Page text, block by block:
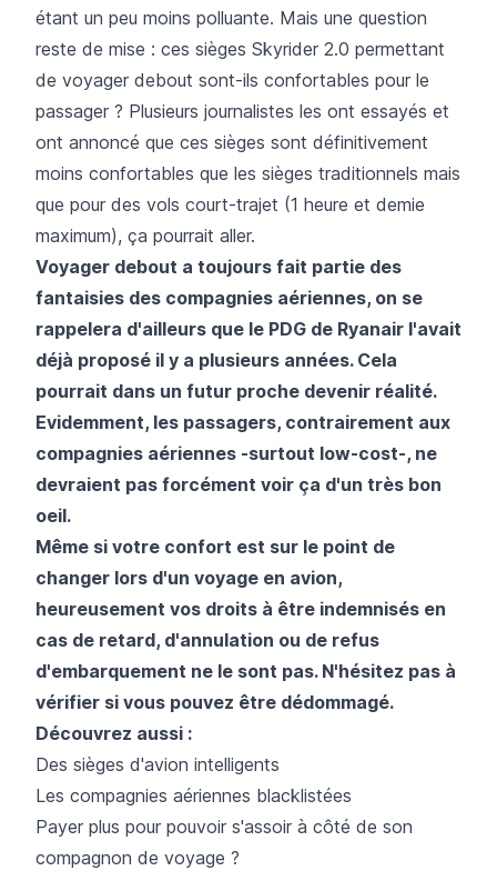
étant un peu moins polluante. Mais une question
reste de mise : ces sièges Skyrider 2.0 permettant
de voyager debout sont-ils confortables pour le
passager ? Plusieurs journalistes les ont essayés et
ont annoncé que ces sièges sont définitivement
moins confortables que les sièges traditionnels mais
que pour des vols court-trajet (1 heure et demie
maximum), ça pourrait aller.
Voyager debout a toujours fait partie des
fantaisies des compagnies aériennes, on se
rappelera d'ailleurs que le PDG de Ryanair l'avait
déjà proposé il y a plusieurs années. Cela
pourrait dans un futur proche devenir réalité.
Evidemment, les passagers, contrairement aux
compagnies aériennes -surtout low-cost-, ne
devraient pas forcément voir ça d'un très bon
oeil.
Même si votre confort est sur le point de
changer lors d'un voyage en avion,
heureusement vos droits à être indemnisés en
cas de retard, d'annulation ou de refus
d'embarquement ne le sont pas. N'hésitez pas à
vérifier si vous pouvez être dédommagé.
Découvrez aussi :
Des sièges d'avion intelligents
Les compagnies aériennes blacklistées
Payer plus pour pouvoir s'assoir à côté de son
compagnon de voyage ?